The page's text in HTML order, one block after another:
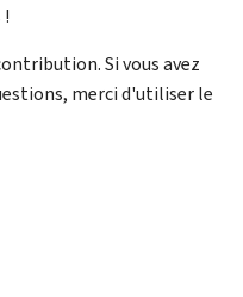
!
Si vous avez
merci d'utiliser le